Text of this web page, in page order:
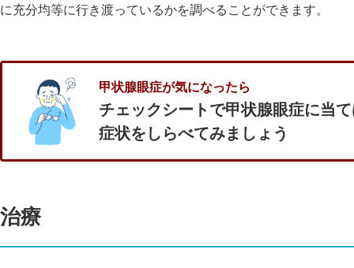
に充分均等に行き渡っているかを調べることができます。
甲状腺眼症が気になったら
チェックシートで甲状腺眼症に当
症状をしらべてみましょう
治療